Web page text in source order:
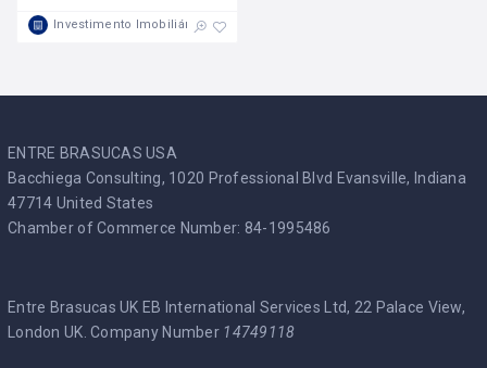
Investimento Imobiliário
ENTRE BRASUCAS USA
Bacchiega Consulting, 1020 Professional Blvd Evansville, Indiana
47714 United States
Chamber of Commerce Number: 84-1995486
Entre Brasucas UK EB International Services Ltd, 22 Palace View,
London UK. Company Number 14749118